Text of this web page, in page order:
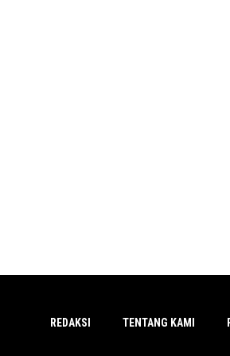
REDAKSI TENTANG KAMI